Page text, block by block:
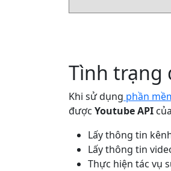
Tình trạng
Khi sử dụng phần
được Youtube API
Lấy thông tin
Lấy thông tin
Thực hiện tác vụ